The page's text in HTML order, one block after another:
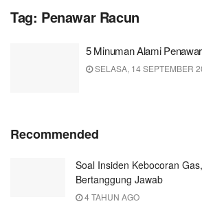
Tag: Penawar Racun
5 Minuman Alami
SELASA, 14 SEPTEMBER
Recommended
Soal Insiden Kebocoran
Bertanggung Jawab
4 TAHUN AGO